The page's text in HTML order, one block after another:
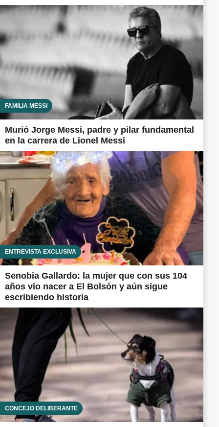
FAMILIA MESSI
Murió Jorge Messi, padre y pilar fundamental
en la carrera de Lionel Messi
ENTREVISTA EXCLUSIVA
Senobia Gallardo: la mujer que con sus 104
años vio nacer a El Bolsón y aún sigue
escribiendo historia
CONCEJO DELIBERANTE